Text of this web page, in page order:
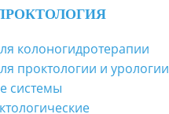
колоногидротерапии
проктологии и урологии
системы